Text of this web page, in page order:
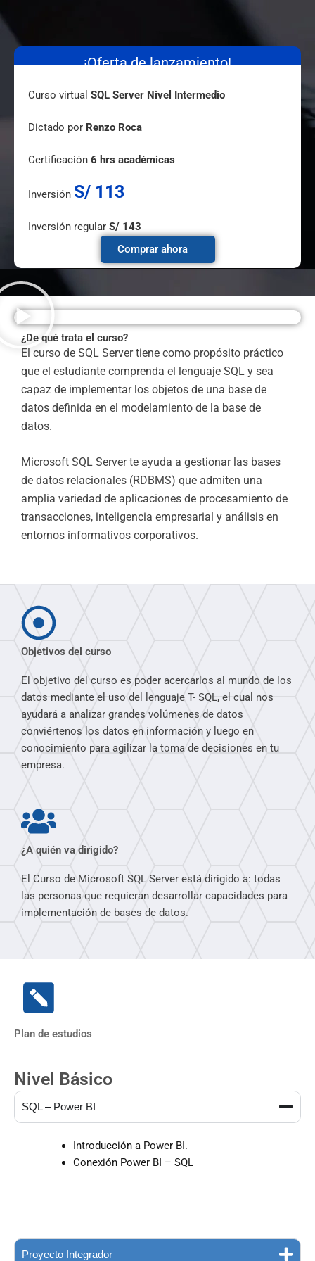
m
¡Oferta de lanzamiento!
Curso virtual SQL Server Nivel Intermedio
Dictado por Renzo Roca
Certificación 6 hrs académicas
Inversión S/ 113
Inversión regular S/ 143
Comprar ahora
¿De qué trata el curso?
El curso de SQL Server tiene como propósito práctico
que el estudiante comprenda el lenguaje SQL y sea
capaz de implementar los objetos de una base de
datos definida en el modelamiento de la base de
datos.
Microsoft SQL Server te ayuda a gestionar las bases
de datos relacionales (RDBMS) que admiten una
amplia variedad de aplicaciones de procesamiento de
transacciones, inteligencia empresarial y análisis en
entornos informativos corporativos.
Objetivos del curso
El objetivo del curso es poder acercarlos al mundo de los
datos mediante el uso del lenguaje T- SQL, el cual nos
ayudará a analizar grandes volúmenes de datos
conviértenos los datos en información y luego en
conocimiento para agilizar la toma de decisiones en tu
empresa.
¿A quién va dirigido?
El Curso de Microsoft SQL Server está dirigido a: todas
las personas que requieran desarrollar capacidades para
implementación de bases de datos.
Plan de estudios
Nivel Básico
SQL – Power BI
Introducción a Power BI.
Conexión Power BI – SQL
Proyecto Integrador